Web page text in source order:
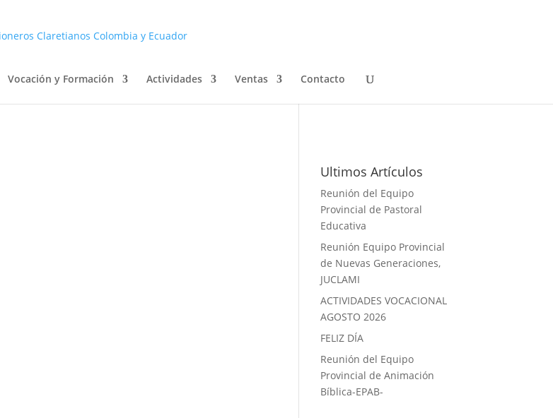
Vocación y Formación Actividades Ventas Contacto
Ultimos Artículos
Reunión del Equipo
Provincial de Pastoral
Educativa
Reunión Equipo Provincial
de Nuevas Generaciones,
JUCLAMI
ACTIVIDADES VOCACIONAL
AGOSTO 2026
FELIZ DÍA
Reunión del Equipo
Provincial de Animación
Bíblica-EPAB-